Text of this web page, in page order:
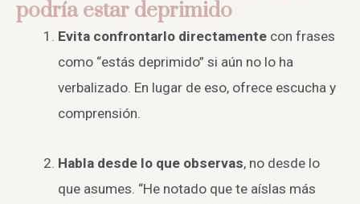
podría estar deprimido
Evita confrontarlo directamentecon frases
como “estás deprimido” si aún no lo ha
verbalizado. En lugar de eso, ofrece escucha y
comprensión.
Habla desde lo que observas, no desde lo
que asumes. “He notado que te aíslas más